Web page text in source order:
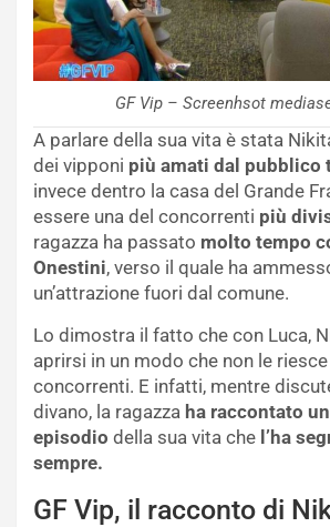
GF Vip – Screenhsot
A parlare della sua vita è stata
dei vipponi più amati dal pubblico
invece dentro la casa del Grande
essere una del concorrenti più
ragazza ha passato molto tempo
Onestini, verso il quale ha
un’attrazione fuori dal comune.
Lo dimostra il fatto che con Luca,
aprirsi in un modo che non le
concorrenti. E infatti, mentre
divano, la ragazza ha raccontato
episodio della sua vita che l’ha
sempre.
GF Vip, il racconto di